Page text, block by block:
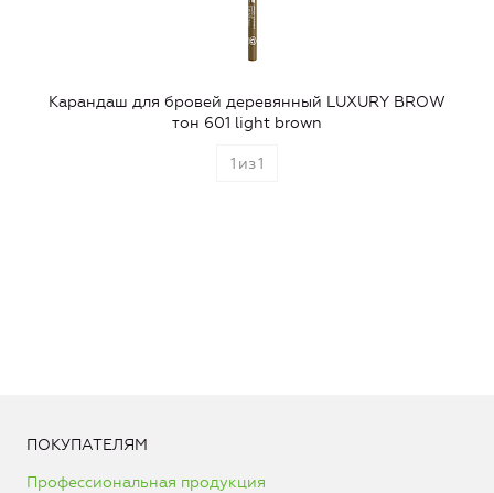
Карандаш для бровей деревянный LUXURY BROW
тон 601 light brown
1 из1
ПОКУПАТЕЛЯМ
Профессиональная продукция